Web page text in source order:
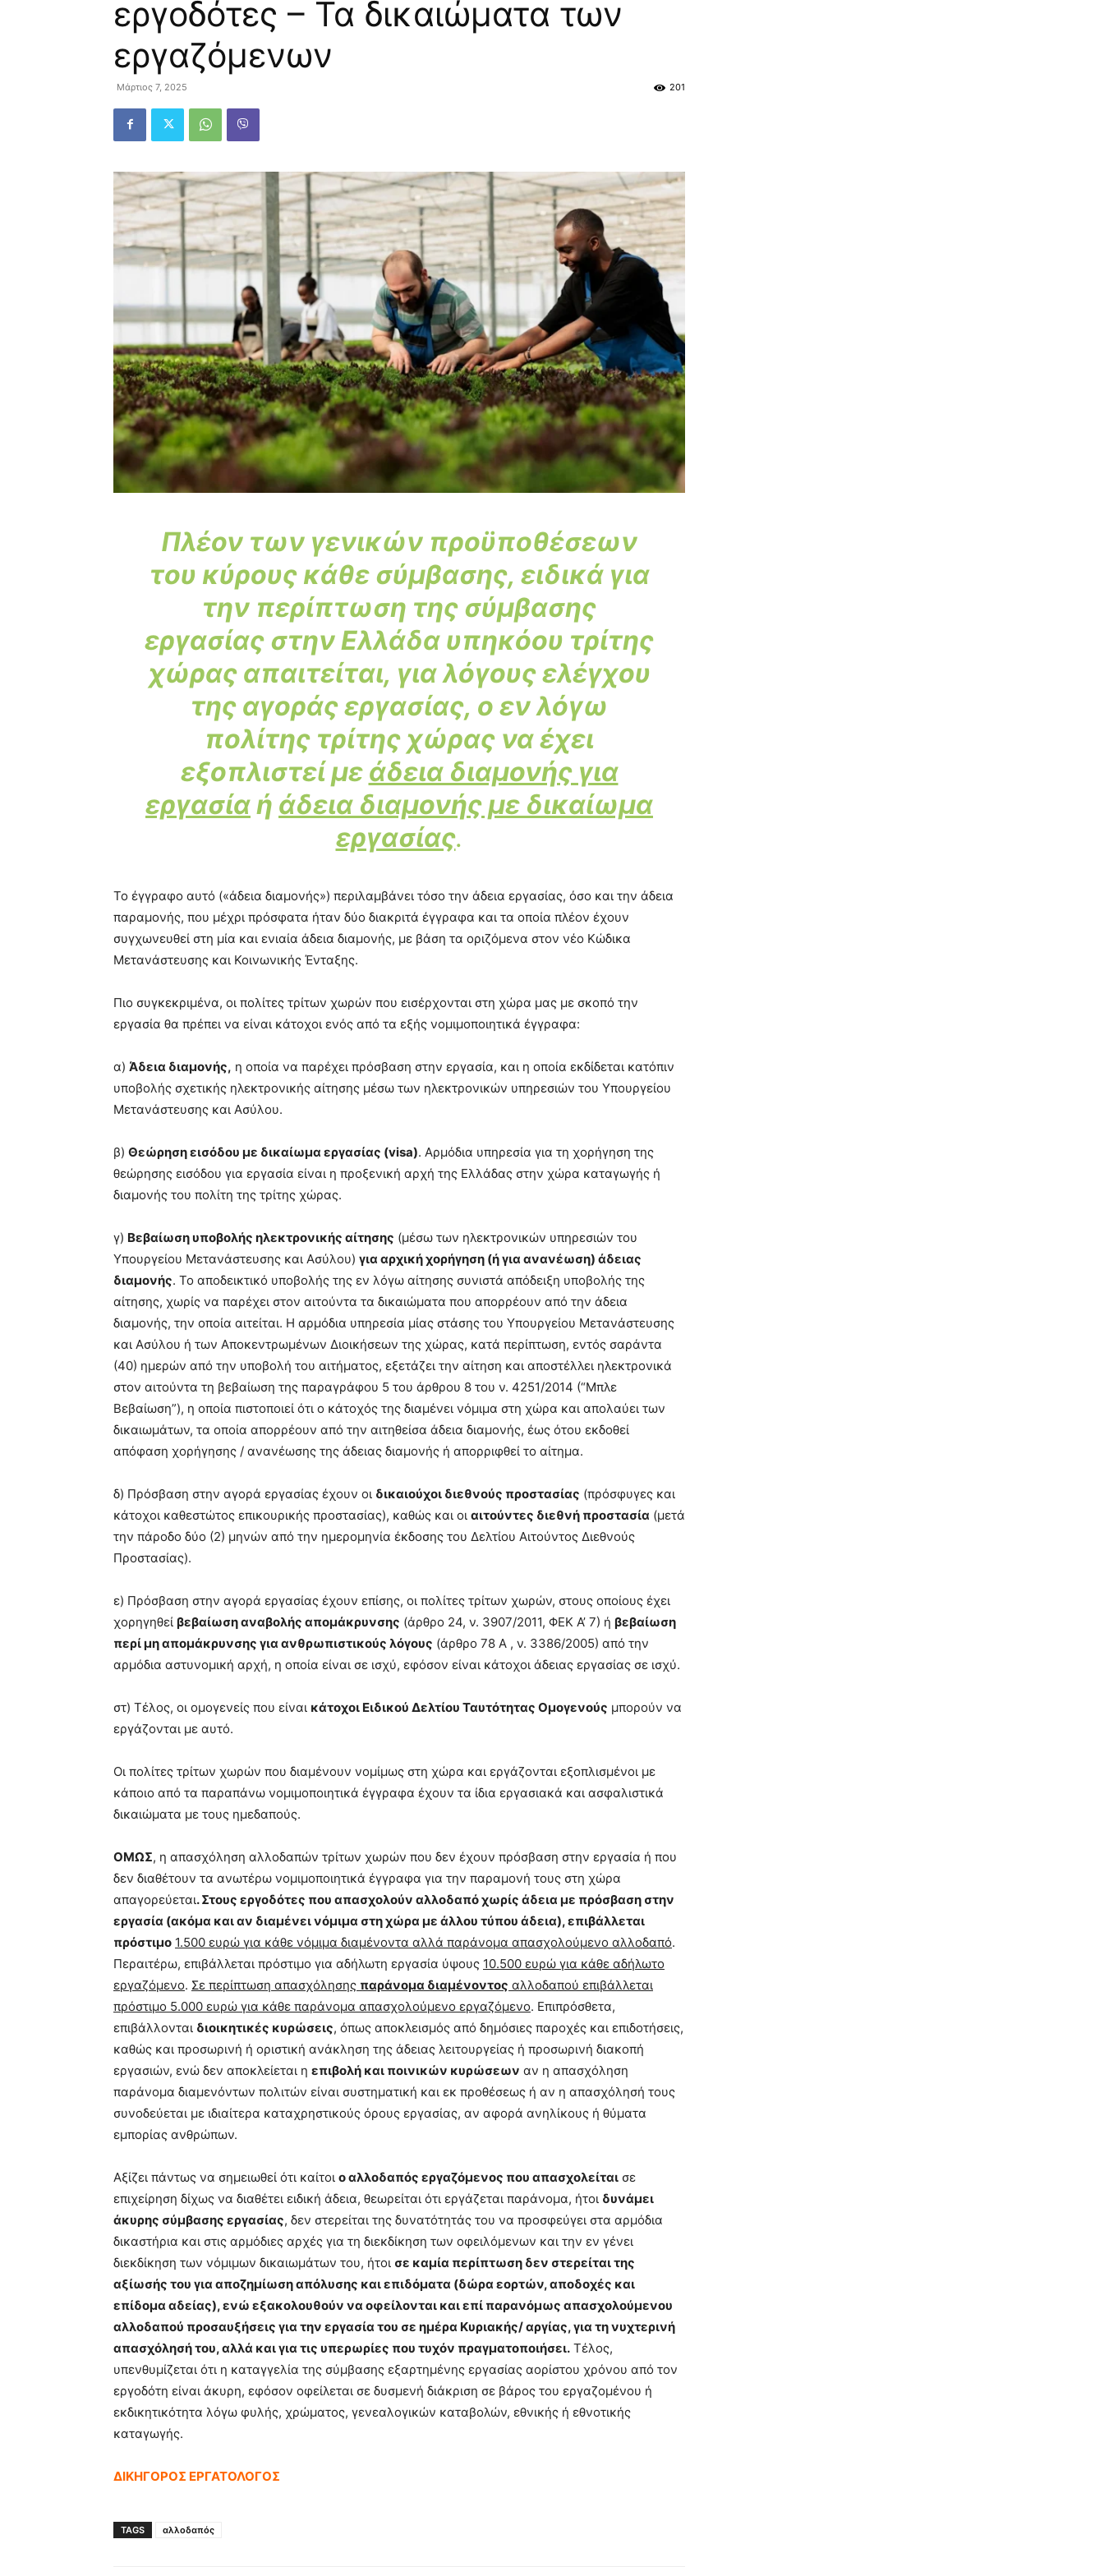
εργοδότες – Τα δικαιώματα των
εργαζόμενων
Μάρτιος 7, 2025 201
Πλέον των γενικών προϋποθέσεων
του κύρους κάθε σύμβασης, ειδικά για
την περίπτωση της σύμβασης
εργασίας στην Ελλάδα υπηκόου τρίτης
χώρας απαιτείται, για λόγους ελέγχου
της αγοράς εργασίας, ο εν λόγω
πολίτης τρίτης χώρας να έχει
εξοπλιστεί με άδεια διαμονής για
εργασίαή άδεια διαμονής με δικαίωμα
εργασίας.
Το έγγραφο αυτό («άδεια διαμονής») περιλαμβάνει τόσο την άδεια εργασίας, όσο και την άδεια
παραμονής, που μέχρι πρόσφατα ήταν δύο διακριτά έγγραφα και τα οποία πλέον έχουν
συγχωνευθεί στη μία και ενιαία άδεια διαμονής, με βάση τα οριζόμενα στον νέο Κώδικα
Μετανάστευσης και Κοινωνικής Ένταξης.
Πιο συγκεκριμένα, οι πολίτες τρίτων χωρών που εισέρχονται στη χώρα μας με σκοπό την
εργασία θα πρέπει να είναι κάτοχοι ενός από τα εξής νομιμοποιητικά έγγραφα:
α) Άδεια διαμονής, η οποία να παρέχει πρόσβαση στην εργασία, και η οποία εκδίδεται κατόπιν
υποβολής σχετικής ηλεκτρονικής αίτησης μέσω των ηλεκτρονικών υπηρεσιών του Υπουργείου
Μετανάστευσης και Ασύλου.
β) Θεώρηση εισόδου με δικαίωμα εργασίας (visa). Αρμόδια υπηρεσία για τη χορήγηση της
θεώρησης εισόδου για εργασία είναι η προξενική αρχή της Ελλάδας στην χώρα καταγωγής ή
διαμονής του πολίτη της τρίτης χώρας.
γ) Βεβαίωση υποβολής ηλεκτρονικής αίτησης (μέσω των ηλεκτρονικών υπηρεσιών του
Υπουργείου Μετανάστευσης και Ασύλου) για αρχική χορήγηση (ή για ανανέωση) άδειας
διαμονής. Το αποδεικτικό υποβολής της εν λόγω αίτησης συνιστά απόδειξη υποβολής της
αίτησης, χωρίς να παρέχει στον αιτούντα τα δικαιώματα που απορρέουν από την άδεια
διαμονής, την οποία αιτείται. Η αρμόδια υπηρεσία μίας στάσης του Υπουργείου Μετανάστευσης
και Ασύλου ή των Αποκεντρωμένων Διοικήσεων της χώρας, κατά περίπτωση, εντός σαράντα
(40) ημερών από την υποβολή του αιτήματος, εξετάζει την αίτηση και αποστέλλει ηλεκτρονικά
στον αιτούντα τη βεβαίωση της παραγράφου 5 του άρθρου 8 του ν. 4251/2014 (“Μπλε
Βεβαίωση”), η οποία πιστοποιεί ότι ο κάτοχός της διαμένει νόμιμα στη χώρα και απολαύει των
δικαιωμάτων, τα οποία απορρέουν από την αιτηθείσα άδεια διαμονής, έως ότου εκδοθεί
απόφαση χορήγησης / ανανέωσης της άδειας διαμονής ή απορριφθεί το αίτημα.
δ) Πρόσβαση στην αγορά εργασίας έχουν οι δικαιούχοι διεθνούς προστασίας (πρόσφυγες και
κάτοχοι καθεστώτος επικουρικής προστασίας), καθώς και οι αιτούντες διεθνή προστασία (μετά
την πάροδο δύο (2) μηνών από την ημερομηνία έκδοσης του Δελτίου Αιτούντος Διεθνούς
Προστασίας).
ε) Πρόσβαση στην αγορά εργασίας έχουν επίσης, οι πολίτες τρίτων χωρών, στους οποίους έχει
χορηγηθεί βεβαίωση αναβολής απομάκρυνσης (άρθρο 24, ν. 3907/2011, ΦΕΚ Α’ 7) ή βεβαίωση
περί μη απομάκρυνσης για ανθρωπιστικούς λόγους (άρθρο 78 Α , ν. 3386/2005) από την
αρμόδια αστυνομική αρχή, η οποία είναι σε ισχύ, εφόσον είναι κάτοχοι άδειας εργασίας σε ισχύ.
στ) Τέλος, οι ομογενείς που είναι κάτοχοι Ειδικού Δελτίου Ταυτότητας Ομογενούς μπορούν να
εργάζονται με αυτό.
Οι πολίτες τρίτων χωρών που διαμένουν νομίμως στη χώρα και εργάζονται εξοπλισμένοι με
κάποιο από τα παραπάνω νομιμοποιητικά έγγραφα έχουν τα ίδια εργασιακά και ασφαλιστικά
δικαιώματα με τους ημεδαπούς.
ΟΜΩΣ, η απασχόληση αλλοδαπών τρίτων χωρών που δεν έχουν πρόσβαση στην εργασία ή που
δεν διαθέτουν τα ανωτέρω νομιμοποιητικά έγγραφα για την παραμονή τους στη χώρα
απαγορεύεται. Στους εργοδότες που απασχολούν αλλοδαπό χωρίς άδεια με πρόσβαση στην
εργασία (ακόμα και αν διαμένει νόμιμα στη χώρα με άλλου τύπου άδεια), επιβάλλεται
πρόστιμο 1.500 ευρώ για κάθε νόμιμα διαμένοντα αλλά παράνομα απασχολούμενο αλλοδαπό.
Περαιτέρω, επιβάλλεται πρόστιμο για αδήλωτη εργασία ύψους 10.500 ευρώ για κάθε αδήλωτο
εργαζόμενο. Σε περίπτωση απασχόλησης παράνομα διαμένοντος αλλοδαπού επιβάλλεται
πρόστιμο 5.000 ευρώ για κάθε παράνομα απασχολούμενο εργαζόμενο. Επιπρόσθετα,
επιβάλλονται διοικητικές κυρώσεις, όπως αποκλεισμός από δημόσιες παροχές και επιδοτήσεις,
καθώς και προσωρινή ή οριστική ανάκληση της άδειας λειτουργείας ή προσωρινή διακοπή
εργασιών, ενώ δεν αποκλείεται η επιβολή και ποινικών κυρώσεων αν η απασχόληση
παράνομα διαμενόντων πολιτών είναι συστηματική και εκ προθέσεως ή αν η απασχόλησή τους
συνοδεύεται με ιδιαίτερα καταχρηστικούς όρους εργασίας, αν αφορά ανηλίκους ή θύματα
εμπορίας ανθρώπων.
Αξίζει πάντως να σημειωθεί ότι καίτοι ο αλλοδαπός εργαζόμενος που απασχολείται σε
επιχείρηση δίχως να διαθέτει ειδική άδεια, θεωρείται ότι εργάζεται παράνομα, ήτοι δυνάμει
άκυρης σύμβασης εργασίας, δεν στερείται της δυνατότητάς του να προσφεύγει στα αρμόδια
δικαστήρια και στις αρμόδιες αρχές για τη διεκδίκηση των οφειλόμενων και την εν γένει
διεκδίκηση των νόμιμων δικαιωμάτων του, ήτοι σε καμία περίπτωση δεν στερείται της
αξίωσής του για αποζημίωση απόλυσης και επιδόματα (δώρα εορτών, αποδοχές και
επίδομα αδείας), ενώ εξακολουθούν να οφείλονται και επί παρανόμως απασχολούμενου
αλλοδαπού προσαυξήσεις για την εργασία του σε ημέρα Κυριακής/ αργίας, για τη νυχτερινή
απασχόλησή του, αλλά και για τις υπερωρίες που τυχόν πραγματοποιήσει. Τέλος,
υπενθυμίζεται ότι η καταγγελία της σύμβασης εξαρτημένης εργασίας αορίστου χρόνου από τον
εργοδότη είναι άκυρη, εφόσον οφείλεται σε δυσμενή διάκριση σε βάρος του εργαζομένου ή
εκδικητικότητα λόγω φυλής, χρώματος, γενεαλογικών καταβολών, εθνικής ή εθνοτικής
καταγωγής.
ΔΙΚΗΓΟΡΟΣ ΕΡΓΑΤΟΛΟΓΟΣ
TAGS αλλοδαπός